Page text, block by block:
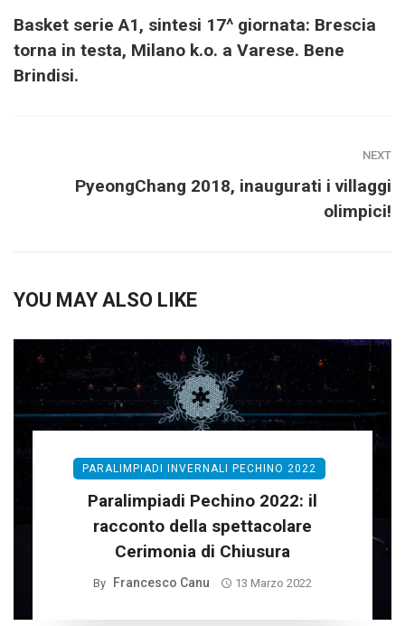
Basket serie A1, sintesi 17^ giornata: Brescia
torna in testa, Milano k.o. a Varese. Bene
Brindisi.
NEXT
PyeongChang 2018, inaugurati i villaggi
olimpici!
YOU MAY ALSO LIKE
PARALIMPIADI INVERNALI PECHINO 2022
Paralimpiadi Pechino 2022: il
racconto della spettacolare
Cerimonia di Chiusura
By Francesco Canu 13 Marzo 2022